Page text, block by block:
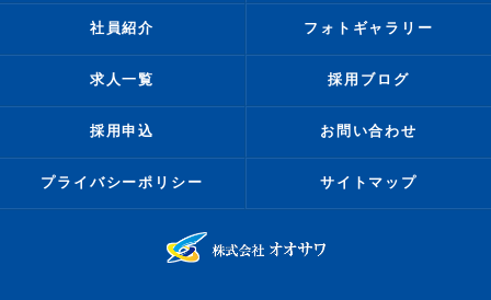
社員紹介 フォトギャラリー
求人一覧 採用ブログ
採用申込 お問い合わせ
プライバシーポリシー サイトマップ